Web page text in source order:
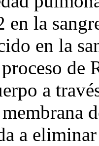
en la
en la
de
a
a